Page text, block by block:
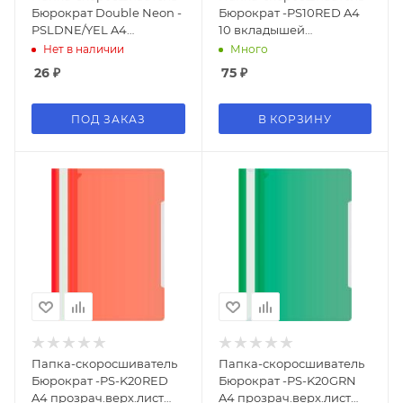
Бюрократ Double Neon -
PSLDNE/YEL A4
прозрач.верх.лист
Нет в наличии
26 ₽
ПОД ЗАКАЗ
Бюрократ -PS10RED A4
10 вкладышей
боков.перф. пластик
Много
75₽
В КОРЗИНУ
Папка-скоросшиватель
Бюрократ -PS-K20RED
A4 прозрач.верх.лист
Папка-скоросшиватель
Бюрократ -PS-K20GRN
A4 прозрач.верх.лист